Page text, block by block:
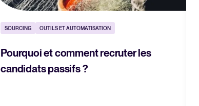
SOURCING OUTILS ET AUTOMATISATION
Pourquoi et comment recruter les
candidats passifs ?